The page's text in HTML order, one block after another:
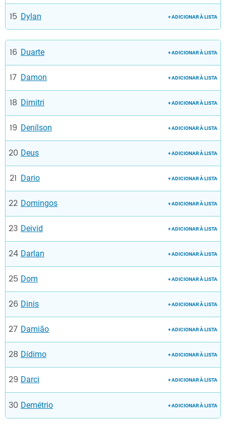
Dylan + ADICIONAR À LISTA
Duarte + ADICIONAR À LISTA
Damon + ADICIONAR À LISTA
Dimitri + ADICIONAR À LISTA
Denílson + ADICIONAR À LISTA
Deus + ADICIONAR À LISTA
Dario + ADICIONAR À LISTA
Domingos + ADICIONAR À LISTA
Deivid + ADICIONAR À LISTA
Darlan + ADICIONAR À LISTA
Dom + ADICIONAR À LISTA
Dinis + ADICIONAR À LISTA
Damião + ADICIONAR À LISTA
Dídimo + ADICIONAR À LISTA
Darci + ADICIONAR À LISTA
Demétrio + ADICIONAR À LISTA